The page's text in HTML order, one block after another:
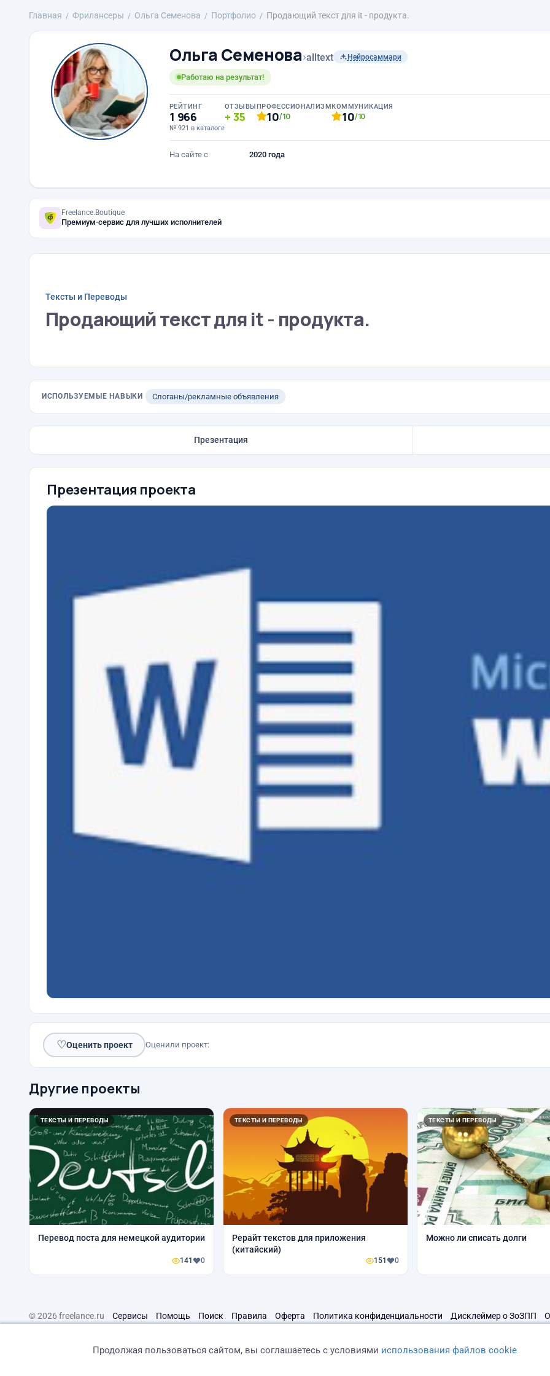
Главная Фрилансеры Ольга Семенова Портфолио Продающий текст для it - продукта.
Ольга Семенова›alltext Нейросаммари
Работаю на результат!
РЕЙТИНГ
1 966
№ 921 в каталоге
ОТЗЫВЫ
35
ПРОФЕССИОНАЛИЗМ
10/10
КОММУНИКАЦИЯ
10/10
На сайте с 2020 года
Freelance.Boutique
Премиум-сервис для лучших исполнителей
Тексты и Переводы
Продающий текст для it - продукта.
ИСПОЛЬЗУЕМЫЕ НАВЫКИ Слоганы/рекламные объявления
Презентация
Презентация проекта
♡Оценить проект Оценили проект:
Другие проекты
ТЕКСТЫ И ПЕРЕВОДЫ
Перевод поста для немецкой аудитории
141 0
ТЕКСТЫ И ПЕРЕВОДЫ
Рерайт текстов для приложения
(китайский)
151 0
ТЕКСТЫ И ПЕРЕВОДЫ
Можно ли списать долги
© 2026 freelance.ru Сервисы Помощь Поиск Правила Оферта Политика конфиденциальности Дисклеймер о ЗоЗПП
Продолжая пользоваться сайтом, вы соглашаетесь с условиями использования файлов cookie